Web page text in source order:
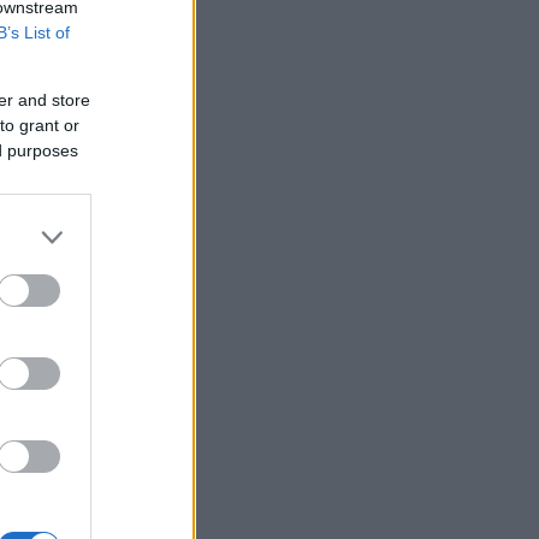
List of
and store
grant or
purposes